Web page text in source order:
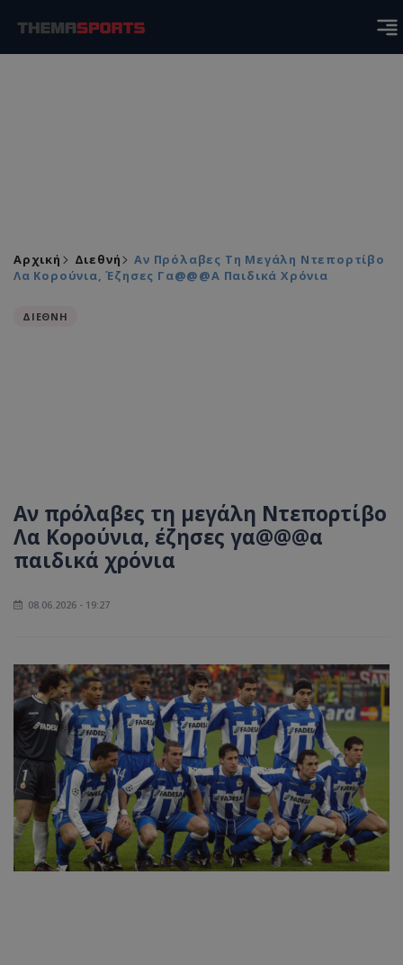
Αρχική Διεθνή
Αν Πρόλαβες Τη Μεγάλη Ντεπορτίβο
Λα Κορούνια, Έζησες Γα@@@α Παιδικά Χρόνια
ΔΙΕΘΝΗ
Αν πρόλαβες τη μεγάλη Ντεπορτίβο
Λα Κορούνια, έζησες γα@@@α
παιδικά χρόνια
08.06.2026 - 19:27